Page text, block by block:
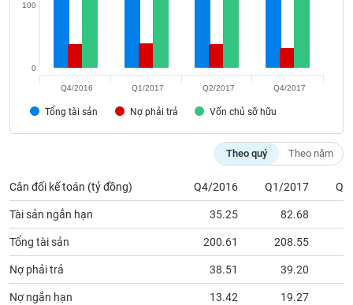
Tổng tài sản Nợ phải trả Vốn chủ sỡ hữu
0
100
Q4/2016 Q1/2017 Q2/2017 Q4/2017
Theo quý Theo năm
Cân đối kế toán (tỷ đồng) Q4/2016 Q1/2017
Tài sản ngắn hạn 35.25 82.68
Tổng tài sản 200.61 208.55
Nợ phải trả 38.51 39.20
Nợ ngắn hạn 13.42 19.27
TIN
DỊCH
VỤ
TRUYỀN
THÔNG
TIỆN